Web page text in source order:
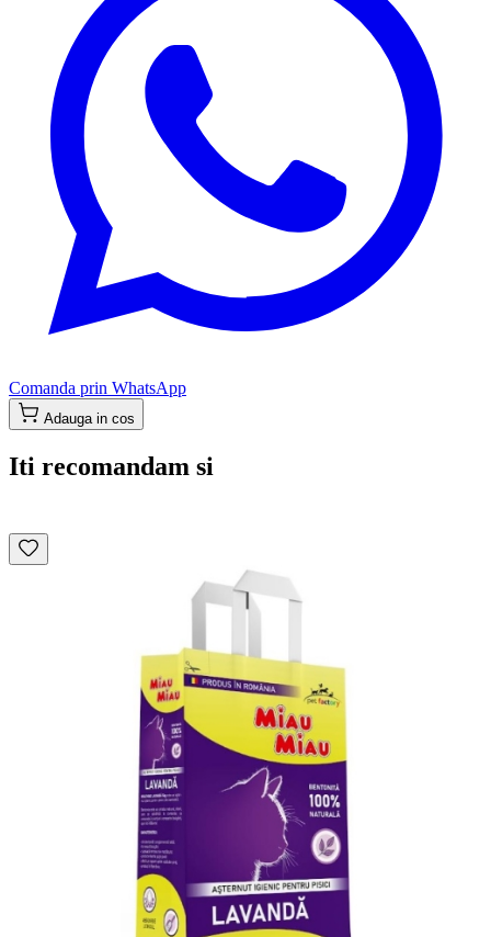
Comanda prin WhatsApp
Adauga in cos
Iti recomandam si